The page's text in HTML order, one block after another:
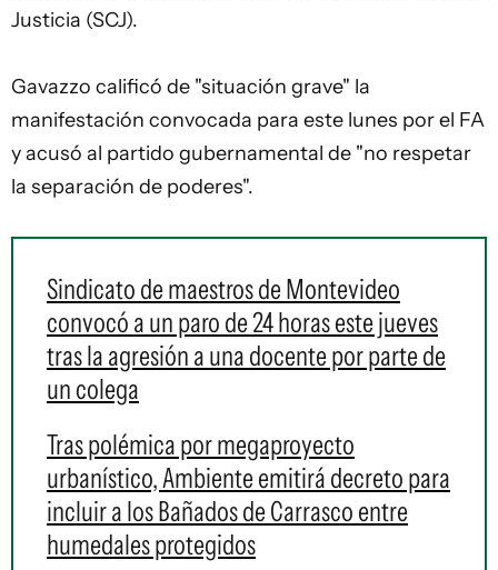
Justicia (SCJ).
Gavazzo calificó de "situación grave" la
manifestación convocada para este lunes por el FA
y acusó al partido gubernamental de "no respetar
la separación de poderes".
Sindicato de maestros de Montevideo
convocó a un paro de 24 horas este jueves
tras la agresión a una docente por parte de
un colega
Tras polémica por megaproyecto
urbanístico, Ambiente emitirá decreto para
incluir a los Bañados de Carrasco entre
humedales protegidos